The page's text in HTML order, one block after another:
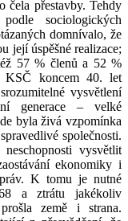
čela přestavby. Tehdy
sociologických
domnívalo, že
její úspěšné realizace;
57 % členů a 52 %
KSČ koncem 40. let
vysvětlení
generace – velké
byla živá vzpomínka
společnosti.
vysvětlit
ekonomiky i
K tomu je nutné
a ztrátu jakékoliv
země i strana.